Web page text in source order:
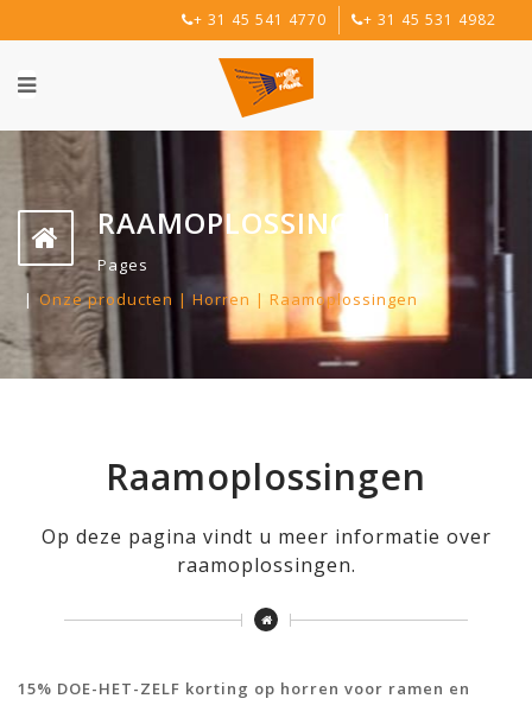
+ 31 45 541 4770 + 31 45 531 4982
RAAMOPLOSSINGEN
Pages
Onze producten | Horren | Raamoplossingen
Raamoplossingen
Op deze pagina vindt u meer informatie over
raamoplossingen.
15% DOE-HET-ZELF korting op horren voor ramen en